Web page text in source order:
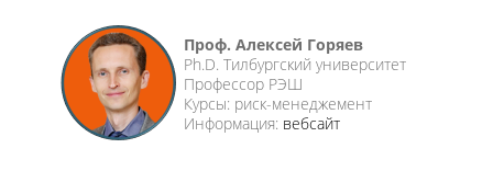
Проф. Алексей Горяев
Ph.D. Тилбургский университет
Профессор РЭШ
Курсы: риск-менеджемент
Информация: вебсайт